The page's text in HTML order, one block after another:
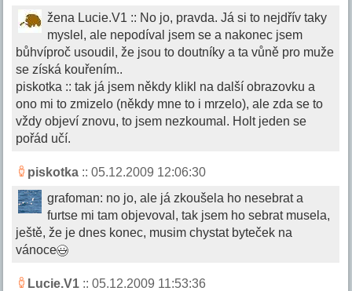
žena Lucie.V1 :: No jo, pravda. Já si to nejdřív taky
myslel, ale nepodíval jsem se a nakonec jsem
bůhvíproč usoudil, že jsou to doutníky a ta vůně pro muže
se získá kouřením..
piskotka :: tak já jsem někdy klikl na další obrazovku a
ono mi to zmizelo (někdy mne to i mrzelo), ale zda se to
vždy objeví znovu, to jsem nezkoumal. Holt jeden se
pořád učí.
piskotka :: 05.12.2009 12:06:30
grafoman: no jo, ale já zkoušela ho nesebrat a
furtse mi tam objevoval, tak jsem ho sebrat musela,
ještě, že je dnes konec, musim chystat byteček na
vánoce
Lucie.V1 :: 05.12.2009 11:53:36